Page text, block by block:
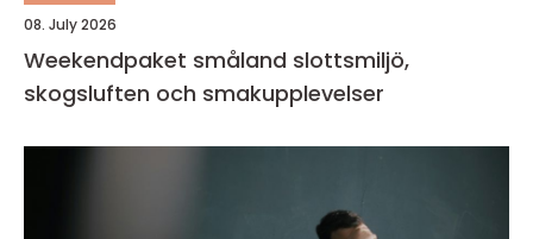
08. July 2026
Weekendpaket småland slottsmiljö,
skogsluften och smakupplevelser